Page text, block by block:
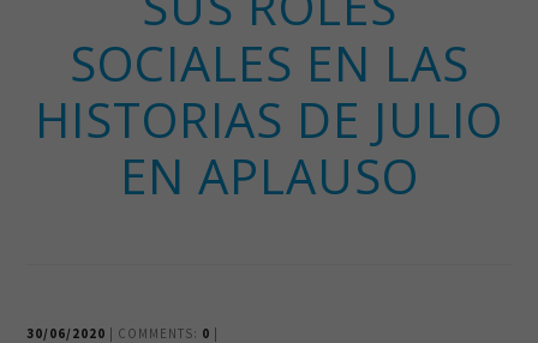
SOCIALES EN LAS
HISTORIAS DE JULIO
EN APLAUSO
30/06/2020 | COMMENTS: 0